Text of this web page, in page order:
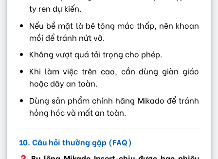
ty ren dự kiến.
Nếu bề mặt là bê tông mác thấp, nên khoan
mồi để tránh nứt vỡ.
Không vượt quá tải trọng cho phép.
Khi làm việc trên cao, cần dùng giàn giáo
hoặc dây an toàn.
Dùng sản phẩm chính hãng Mikado để tránh
hỏng hóc và mất an toàn.
10. Câu hỏi thường gặp (FAQ)